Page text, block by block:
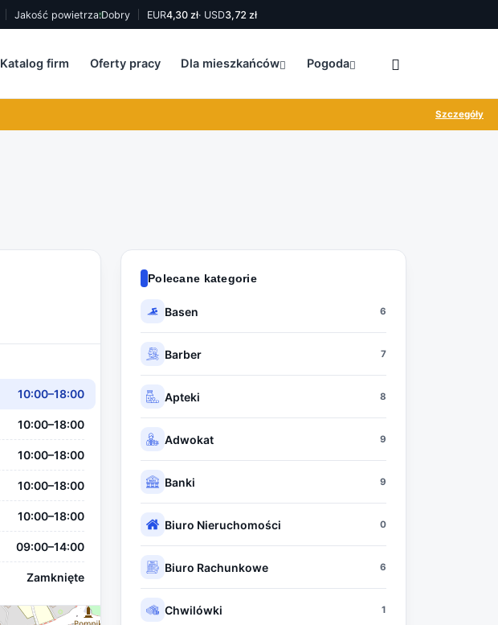
Jakość powietrza:Dobry EUR4,30 zł· USD3,72 zł
Katalog firm Oferty pracy Dla mieszkańców Pogoda
Szczegóły
10:00–18:00
10:00–18:00
10:00–18:00
10:00–18:00
10:00–18:00
09:00–14:00
Zamknięte
Polecane kategorie
Basen 6
Barber 7
Apteki 8
Adwokat 9
Banki 9
Biuro Nieruchomości 0
Biuro Rachunkowe 6
Chwilówki 1